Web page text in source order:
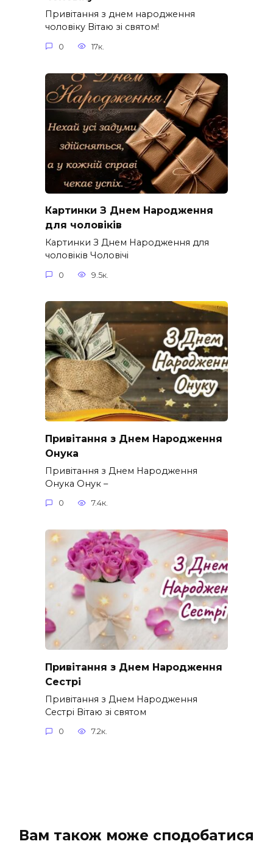
Привітання з днем народження
чоловіку Вітаю зі святом!
0 17к.
Картинки З Днем Народження
для чоловіків​
Картинки З Днем Народження для
чоловіків​ Чоловічі
0 9.5к.
Привітання з Днем Народження
Онука
Привітання з Днем Народження
Онука Онук –
0 7.4к.
Привітання з Днем Народження
Сестрі
Привітання з Днем Народження
Сестрі Вітаю зі святом
0 7.2к.
Вам також може сподобатися